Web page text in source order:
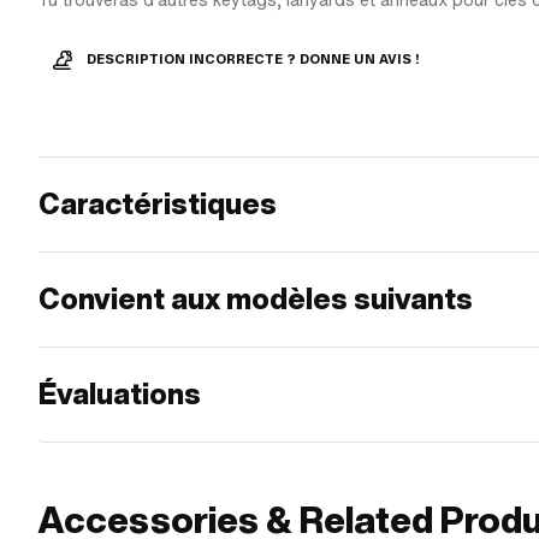
DESCRIPTION INCORRECTE ? DONNE UN AVIS !
Caractéristiques
Convient aux modèles suivants
Évaluations
Accessories & Related